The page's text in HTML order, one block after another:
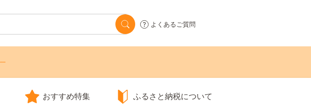
よくあるご質問
おすすめ特集 ふるさと納税について